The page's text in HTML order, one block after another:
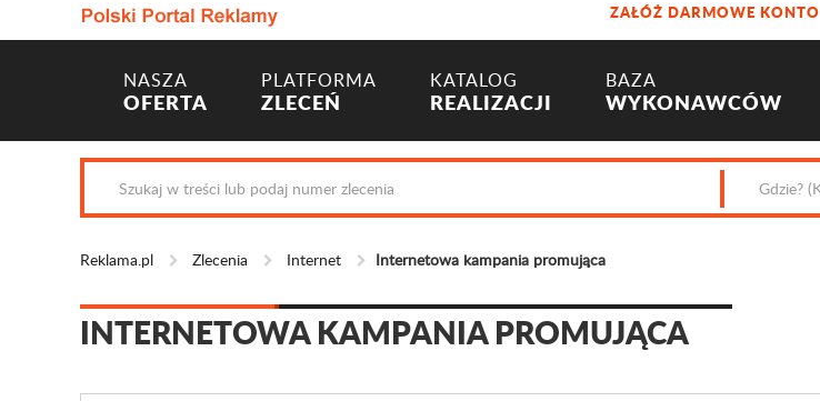
ZAŁÓŻ DARMOWE KONTO
NASZA
OFERTA
PLATFORMA
ZLECEŃ
KATALOG
REALIZACJI
BAZA
WYKONAWCÓW
Reklama.pl Zlecenia Internet Internetowa kampania promująca
INTERNETOWA KAMPANIA PROMUJĄCA